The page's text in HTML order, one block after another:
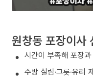
원창동 포장이사
시간이 부족해 포장
주방 살림·그릇·유리